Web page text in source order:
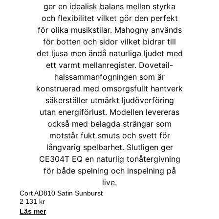
Cort AD810 Satin Sunburst
2 131 kr
Läs mer